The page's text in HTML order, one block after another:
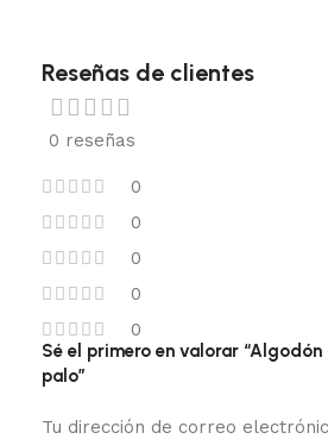
Reseñas de clientes
0 reseñas
0
0
0
0
0
Sé el primero en valorar
palo”
Tu dirección de correo